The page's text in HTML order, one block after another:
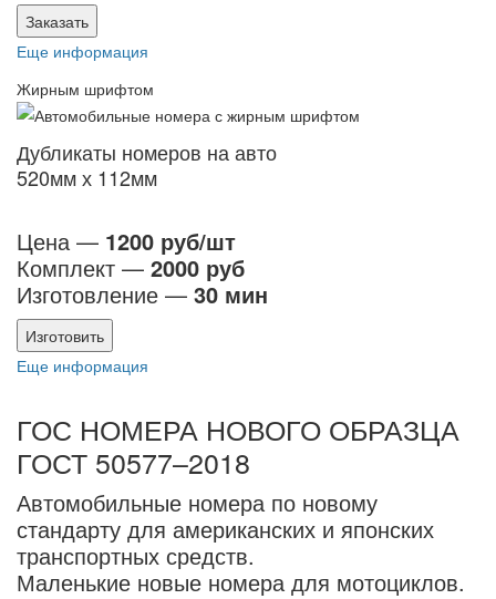
Заказать
Еще информация
Жирным шрифтом
Дубликаты номеров на авто
520мм х 112мм
Цена — 1200 руб/шт
Комплект — 2000 руб
Изготовление — 30 мин
Изготовить
Еще информация
ГОС НОМЕРА НОВОГО ОБРАЗЦА
ГОСТ 50577–2018
Автомобильные номера по новому
стандарту для американских и японских
транспортных средств.
Маленькие новые номера для мотоциклов.